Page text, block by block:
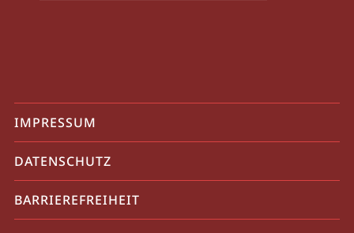
Mobile-
Service-
Navigation
und
Social
IMPRESSUM
DATENSCHUTZ
BARRIEREFREIHEIT